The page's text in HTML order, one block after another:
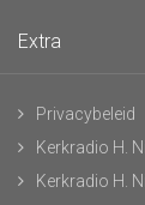
Extra
Privacybeleid
Kerkradio H.
Kerkradio H.